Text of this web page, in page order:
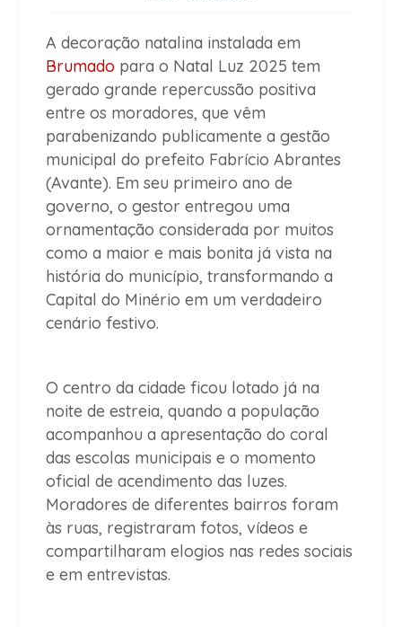
A decoração natalina instalada em
Brumado para o Natal Luz 2025 tem
gerado grande repercussão positiva
entre os moradores, que vêm
parabenizando publicamente a gestão
municipal do prefeito Fabrício Abrantes
(Avante). Em seu primeiro ano de
governo, o gestor entregou uma
ornamentação considerada por muitos
como a maior e mais bonita já vista na
história do município, transformando a
Capital do Minério em um verdadeiro
cenário festivo.
O centro da cidade ficou lotado já na
noite de estreia, quando a população
acompanhou a apresentação do coral
das escolas municipais e o momento
oficial de acendimento das luzes.
Moradores de diferentes bairros foram
às ruas, registraram fotos, vídeos e
compartilharam elogios nas redes sociais
e em entrevistas.